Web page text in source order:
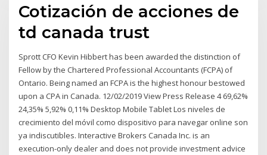
Cotización de acciones de
td canada trust
Sprott CFO Kevin Hibbert has been awarded the distinction of
Fellow by the Chartered Professional Accountants (FCPA) of
Ontario. Being named an FCPA is the highest honour bestowed
upon a CPA in Canada. 12/02/2019 View Press Release 4 69,62%
24,35% 5,92% 0,11% Desktop Mobile Tablet Los niveles de
crecimiento del móvil como dispositivo para navegar online son
ya indiscutibles. Interactive Brokers Canada Inc. is an
execution-only dealer and does not provide investment advice